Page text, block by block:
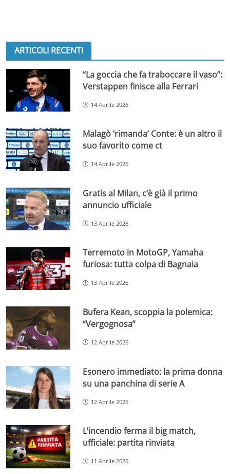
ARTICOLI RECENTI
“La goccia che fa traboccare il vaso”:
Verstappen finisce alla Ferrari
14 Aprile 2026
Malagò ‘rimanda’ Conte: è un altro il
suo favorito come ct
14 Aprile 2026
Gratis al Milan, c’è già il primo
annuncio ufficiale
13 Aprile 2026
Terremoto in MotoGP, Yamaha
furiosa: tutta colpa di Bagnaia
13 Aprile 2026
Bufera Kean, scoppia la polemica:
“Vergognosa”
12 Aprile 2026
Esonero immediato: la prima donna
su una panchina di serie A
12 Aprile 2026
L’incendio ferma il big match,
ufficiale: partita rinviata
11 Aprile 2026